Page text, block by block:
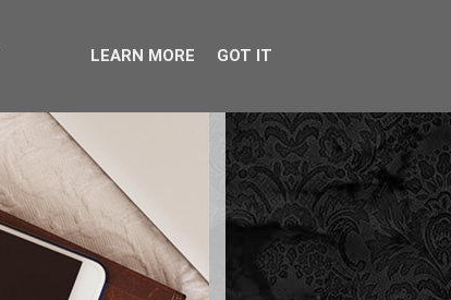
LEARN MORE GOT IT